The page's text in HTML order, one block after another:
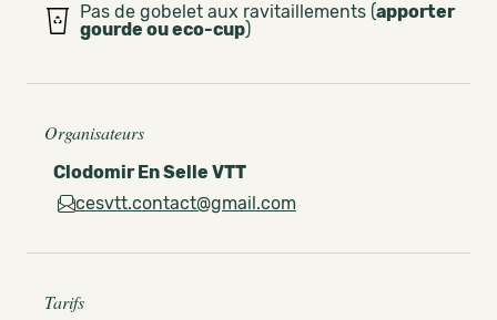
Pas de gobelet aux ravitaillements (apporter
gourde ou eco-cup)
Organisateurs
Clodomir En Selle VTT
cesvtt.contact@gmail.com
Tarifs